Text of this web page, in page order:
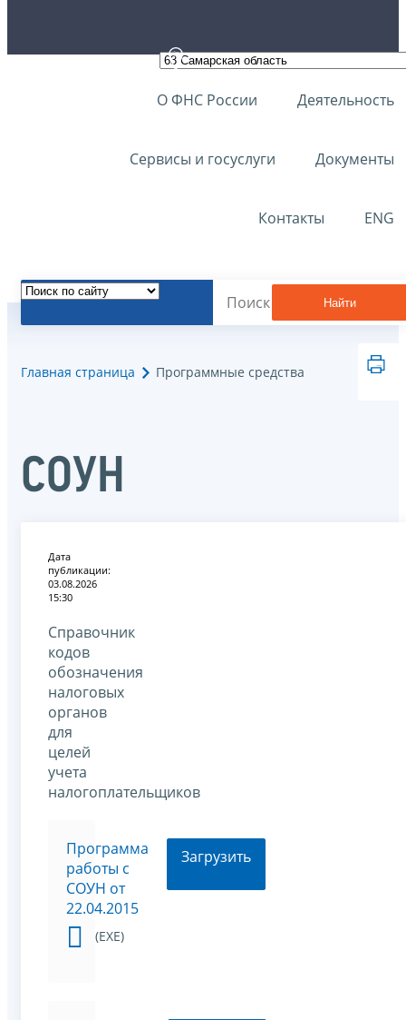
О ФНС России Деятельность
Сервисы и госуслуги Документы
Контакты ENG
Найти
Главная страница Программные средства
СОУН
Дата
публикации:
03.08.2026
15:30
Справочник
кодов
обозначения
налоговых
органов
для
целей
учета
налогоплательщиков
Программа
работы с
СОУН от
22.04.2015
(EXE)
Загрузить